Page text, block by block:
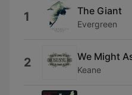
1 The Giant
Evergreen
2 We Might
Keane